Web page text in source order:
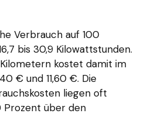
Verbrauch auf 100
bis 30,9 Kilowattstunden.
kostet damit im
€ und 11,60 €. Die
liegen oft
Prozent über den